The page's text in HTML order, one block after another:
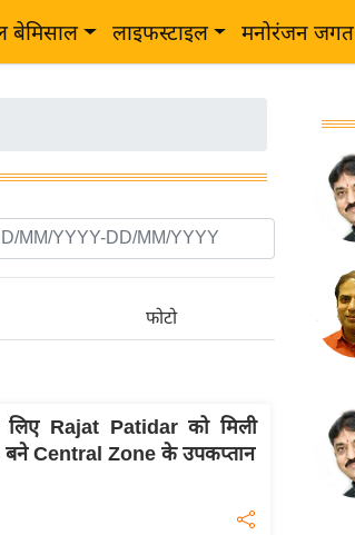
बेमिसाल लाइफस्टाइल मनोरंजन जगत
फोटो
Rajat Patidar को मिली
Central Zone के उपकप्तान